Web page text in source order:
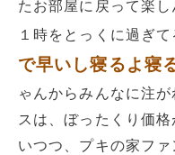
たお部屋に戻って楽
１時をとっくに過ぎて
で早いし寝るよ寝
ゃんからみんなに注
スは、ぼったくり価
いつつ、プキの家フ